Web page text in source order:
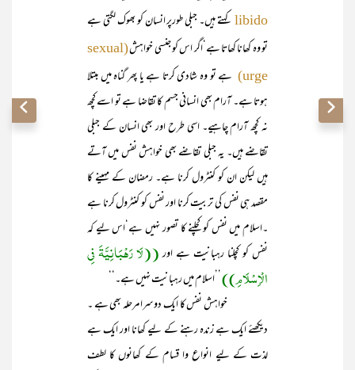
libido کہتے ہیں۔ جبلی طورپر انسان کو بھوک لگتی ہے
تو وہ کھانا کھاتا ہے‘اگر اس کو جنسی خواہش (sexual
urge)
ہے تو وہ شادی کرتا ہے یا پھر گناہ میں مبتلا
ہوتا ہے۔ آرام بھی انسانی جسم کا تقاضا ہے تو اسے کچھ
نہ کچھ آرام چاہیے۔ اسی طرح اور بھی انسان کے جبلی
تقاضے ہیں۔ یہ جبلی تقاضے بھی خواہش نفس میں آتے
ہیں لیکن ان کو کنٹرول کرنا ہے۔ رمضان کے مہینے کا
مقصد ہی نفس کی تربیت کرنا اور نفس کو کنٹرول کرنا ہے
۔اسلام میں نفس کو کچلنے کا تصور نہیں ہے‘اس لیے کہ
نفس کو کچلنا رہبانیت ہے اور((لَا رَہْبَانِیَّۃَ فِی
الْاِسْلَامِ)) ’’اسلام میں رہبانیت نہیں ہے۔‘‘
خواہش نفس کا ایک دوسرا مرحلہ بھی ہے ۔
دیکھئے ایک ہے زندہ رہنے کے لیے کھانا اور ایک ہے
لذت کے لیے انواع وا قسام کے کھانوں کا لطف